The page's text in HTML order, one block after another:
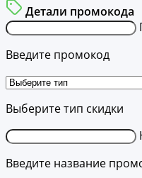
Детали промокода
Введите промокод
Выберите тип скидки
Введите название